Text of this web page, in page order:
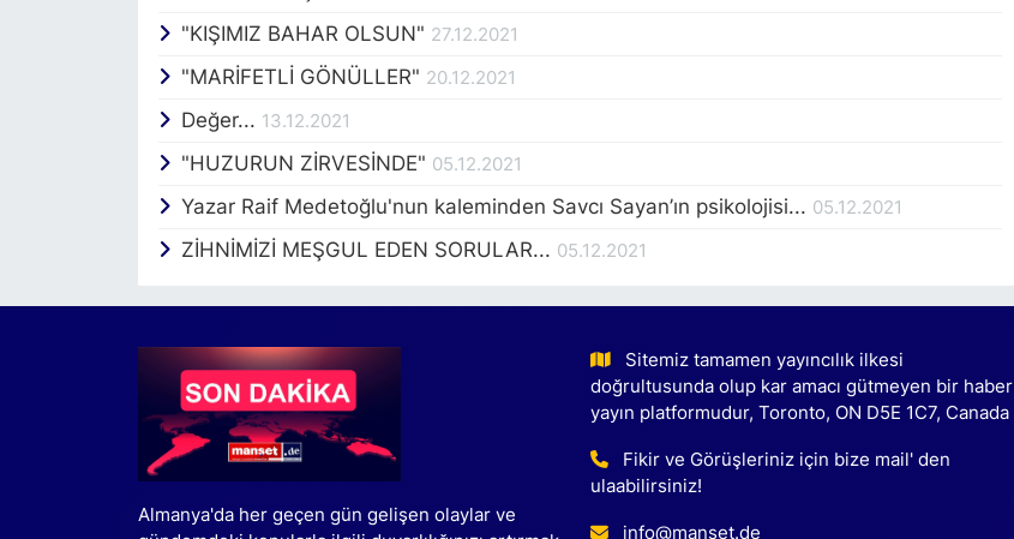
"KIŞIMIZ BAHAR OLSUN" 27.12.2021
"MARİFETLİ GÖNÜLLER" 20.12.2021
Değer... 13.12.2021
"HUZURUN ZİRVESİNDE" 05.12.2021
Yazar Raif Medetoğlu'nun kaleminden Savcı Sayan’ın psikolojisi... 05.12.2021
ZİHNİMİZİ MEŞGUL EDEN SORULAR... 05.12.2021
Almanya'da her geçen gün gelişen olaylar ve
Sitemiz tamamen yayıncılık ilkesi
doğrultusunda olup kar amacı gütmeyen bir haber
yayın platformudur, Toronto, ON D5E 1C7, Canada
Fikir ve Görüşleriniz için bize mail' den
ulaabilirsiniz!
info@manset.de